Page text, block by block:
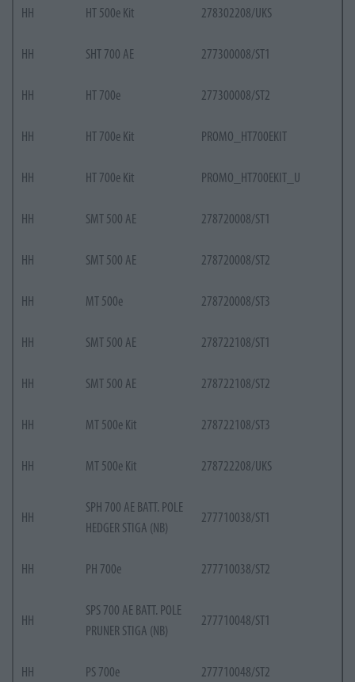
HH HT 500e Kit 278302208/UKS
HH SHT 700 AE 277300008/ST1
HH HT 700e 277300008/ST2
HH HT 700e Kit PROMO_HT700EKIT
HH HT 700e Kit PROMO_HT700EKIT_U
HH SMT 500 AE 278720008/ST1
HH SMT 500 AE 278720008/ST2
HH MT 500e 278720008/ST3
HH SMT 500 AE 278722108/ST1
HH SMT 500 AE 278722108/ST2
HH MT 500e Kit 278722108/ST3
HH MT 500e Kit 278722208/UKS
HH
SPH 700 AE BATT. POLE
HEDGER STIGA (NB)
277710038/ST1
HH PH 700e 277710038/ST2
HH
SPS 700 AE BATT. POLE
PRUNER STIGA (NB)
277710048/ST1
HH PS 700e 277710048/ST2